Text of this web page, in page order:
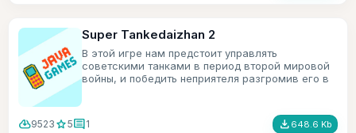
Super Tankedaizhan 2
В этой игре нам предстоит управлять
советскими танками в период второй мировой
войны, и победить неприятеля разгромив его в
cloud_download9523 star5comment1 file_download 648.6 Kb